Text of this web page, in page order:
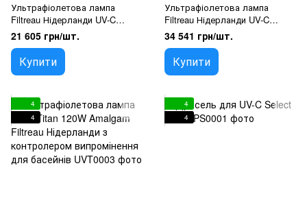
Ультрафіолетова лампа
Filtreau Нідерланди UV-C
Select 80W з контролером
випромінення
21 605 грн/шт.
Купити
Ультрафіолетова лампа
Filtreau Нідерланди UV-C
Select 120W Amalgam з
контролером випромінення
34 541 грн/шт.
Купити
4
4
4
4